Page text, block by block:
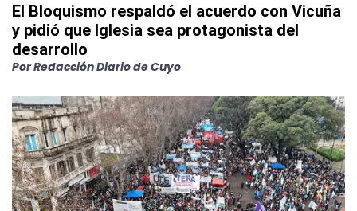
El Bloquismo respaldó el acuerdo con Vicuña
y pidió que Iglesia sea protagonista del
desarrollo
PorRedacción Diario de Cuyo